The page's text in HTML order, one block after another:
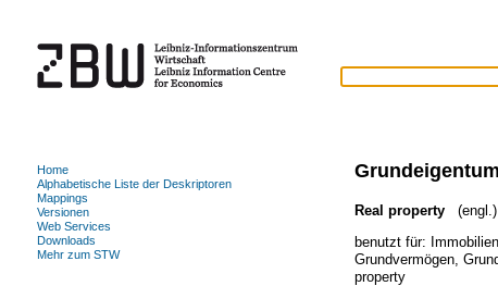
Grundeigentum
Real property
(engl.)
benutzt für:
Grundvermögen,
property
Home
Alphabetische Liste der Deskriptoren
Mappings
Versionen
Web Services
Downloads
Mehr zum STW